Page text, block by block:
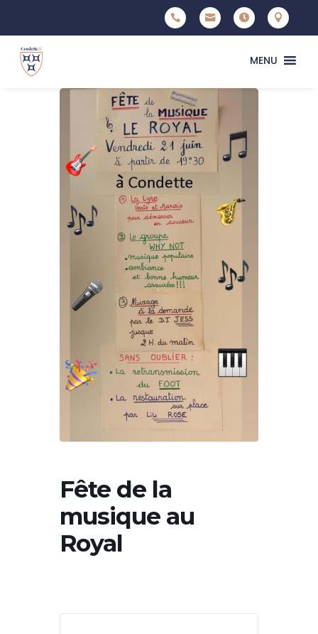




MENU
Fête de la
musique au
Royal